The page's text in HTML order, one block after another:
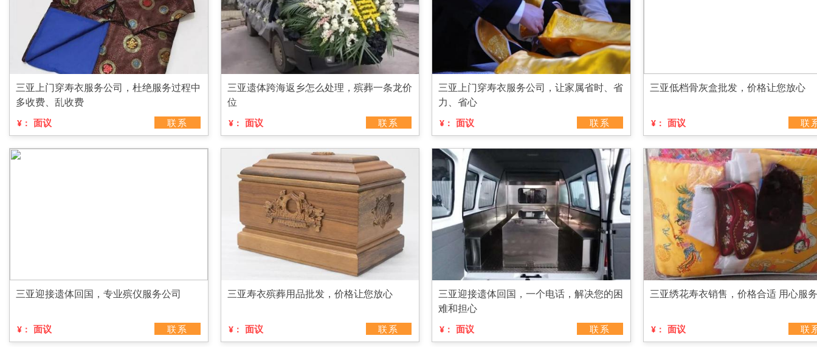
三亚上门穿寿衣服务公司，杜绝服务过程中
多收费、乱收费
¥： 面议 联系
三亚遗体跨海返乡怎么处理，殡葬一条龙价
位
¥： 面议 联系
三亚上门穿寿衣服务公司，让家属省时、省
力、省心
¥： 面议 联系
三亚低档骨灰盒批发，价格让您放心
¥： 面议 联
三亚迎接遗体回国，专业殡仪服务公司
¥： 面议 联系
三亚寿衣殡葬用品批发，价格让您放心
¥： 面议 联系
三亚迎接遗体回国，一个电话，解决您的困
难和担心
¥： 面议 联系
三亚绣花寿衣销售，价格合适 用心服务
¥： 面议 联